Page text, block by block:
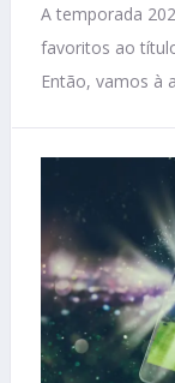
A temporada
favoritos ao
Então, vamos à